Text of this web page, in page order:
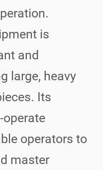
is
and
large, heavy
Its
operate
operators to
master